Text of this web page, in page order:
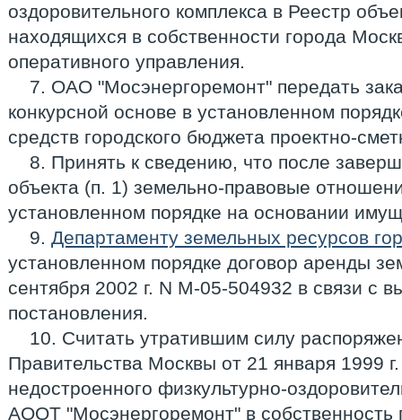
оздоровительного комплекса в Реестр
находящихся в собственности города
оперативного управления.
7. ОАО "Мосэнергоремонт" передать
конкурсной основе в установленном
средств городского бюджета проектно-
8. Принять к сведению, что после
объекта (п. 1) земельно-правовые
установленном порядке на основании
9. Департаменту земельных ресурсов
установленном порядке договор аренды
сентября 2002 г. N М-05-504932 в связи с
постановления.
10. Считать утратившим силу
Правительства Москвы от 21 января 1999
недостроенного физкультурно-
АООТ "Мосэнергоремонт" в собственность